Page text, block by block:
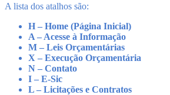
A lista dos atalhos são:
H – Home (Página Inicial)
A – Acesse à Informação
M – Leis Orçamentárias
X – Execução Orçamentária
N – Contato
I – E-Sic
L – Licitações e Contratos